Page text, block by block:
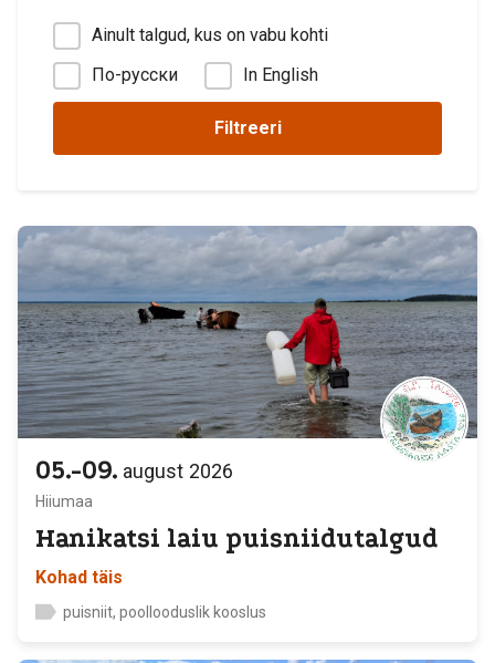
Ainult talgud, kus on vabu kohti
По-русски
In English
Filtreeri
2026
05.-09. august
Hiiumaa
Hanikatsi laiu puisniidutalgud
Kohad täis
puisniit, poollooduslik kooslus